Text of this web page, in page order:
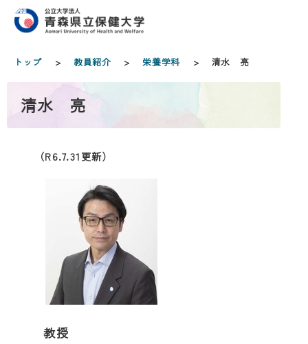
トップ > 教員紹介 >栄養学科 > 清水 亮
清水 亮
（R6.7.31更新）
教授